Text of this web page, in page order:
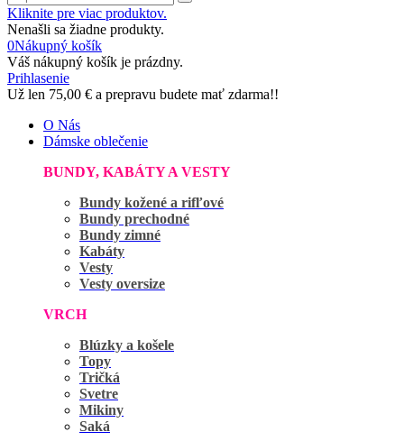
Kliknite pre viac produktov.
Nenašli sa žiadne produkty.
0Nákupný košík
Váš nákupný košík je prázdny.
Prihlasenie
Už len 75,00 € a prepravu budete mať zdarma!!
O Nás
Dámske oblečenie
BUNDY, KABÁTY A VESTY
Bundy kožené a rifľové
Bundy prechodné
Bundy zimné
Kabáty
Vesty
Vesty oversize
VRCH
Blúzky a košele
Topy
Tričká
Svetre
Mikiny
Saká